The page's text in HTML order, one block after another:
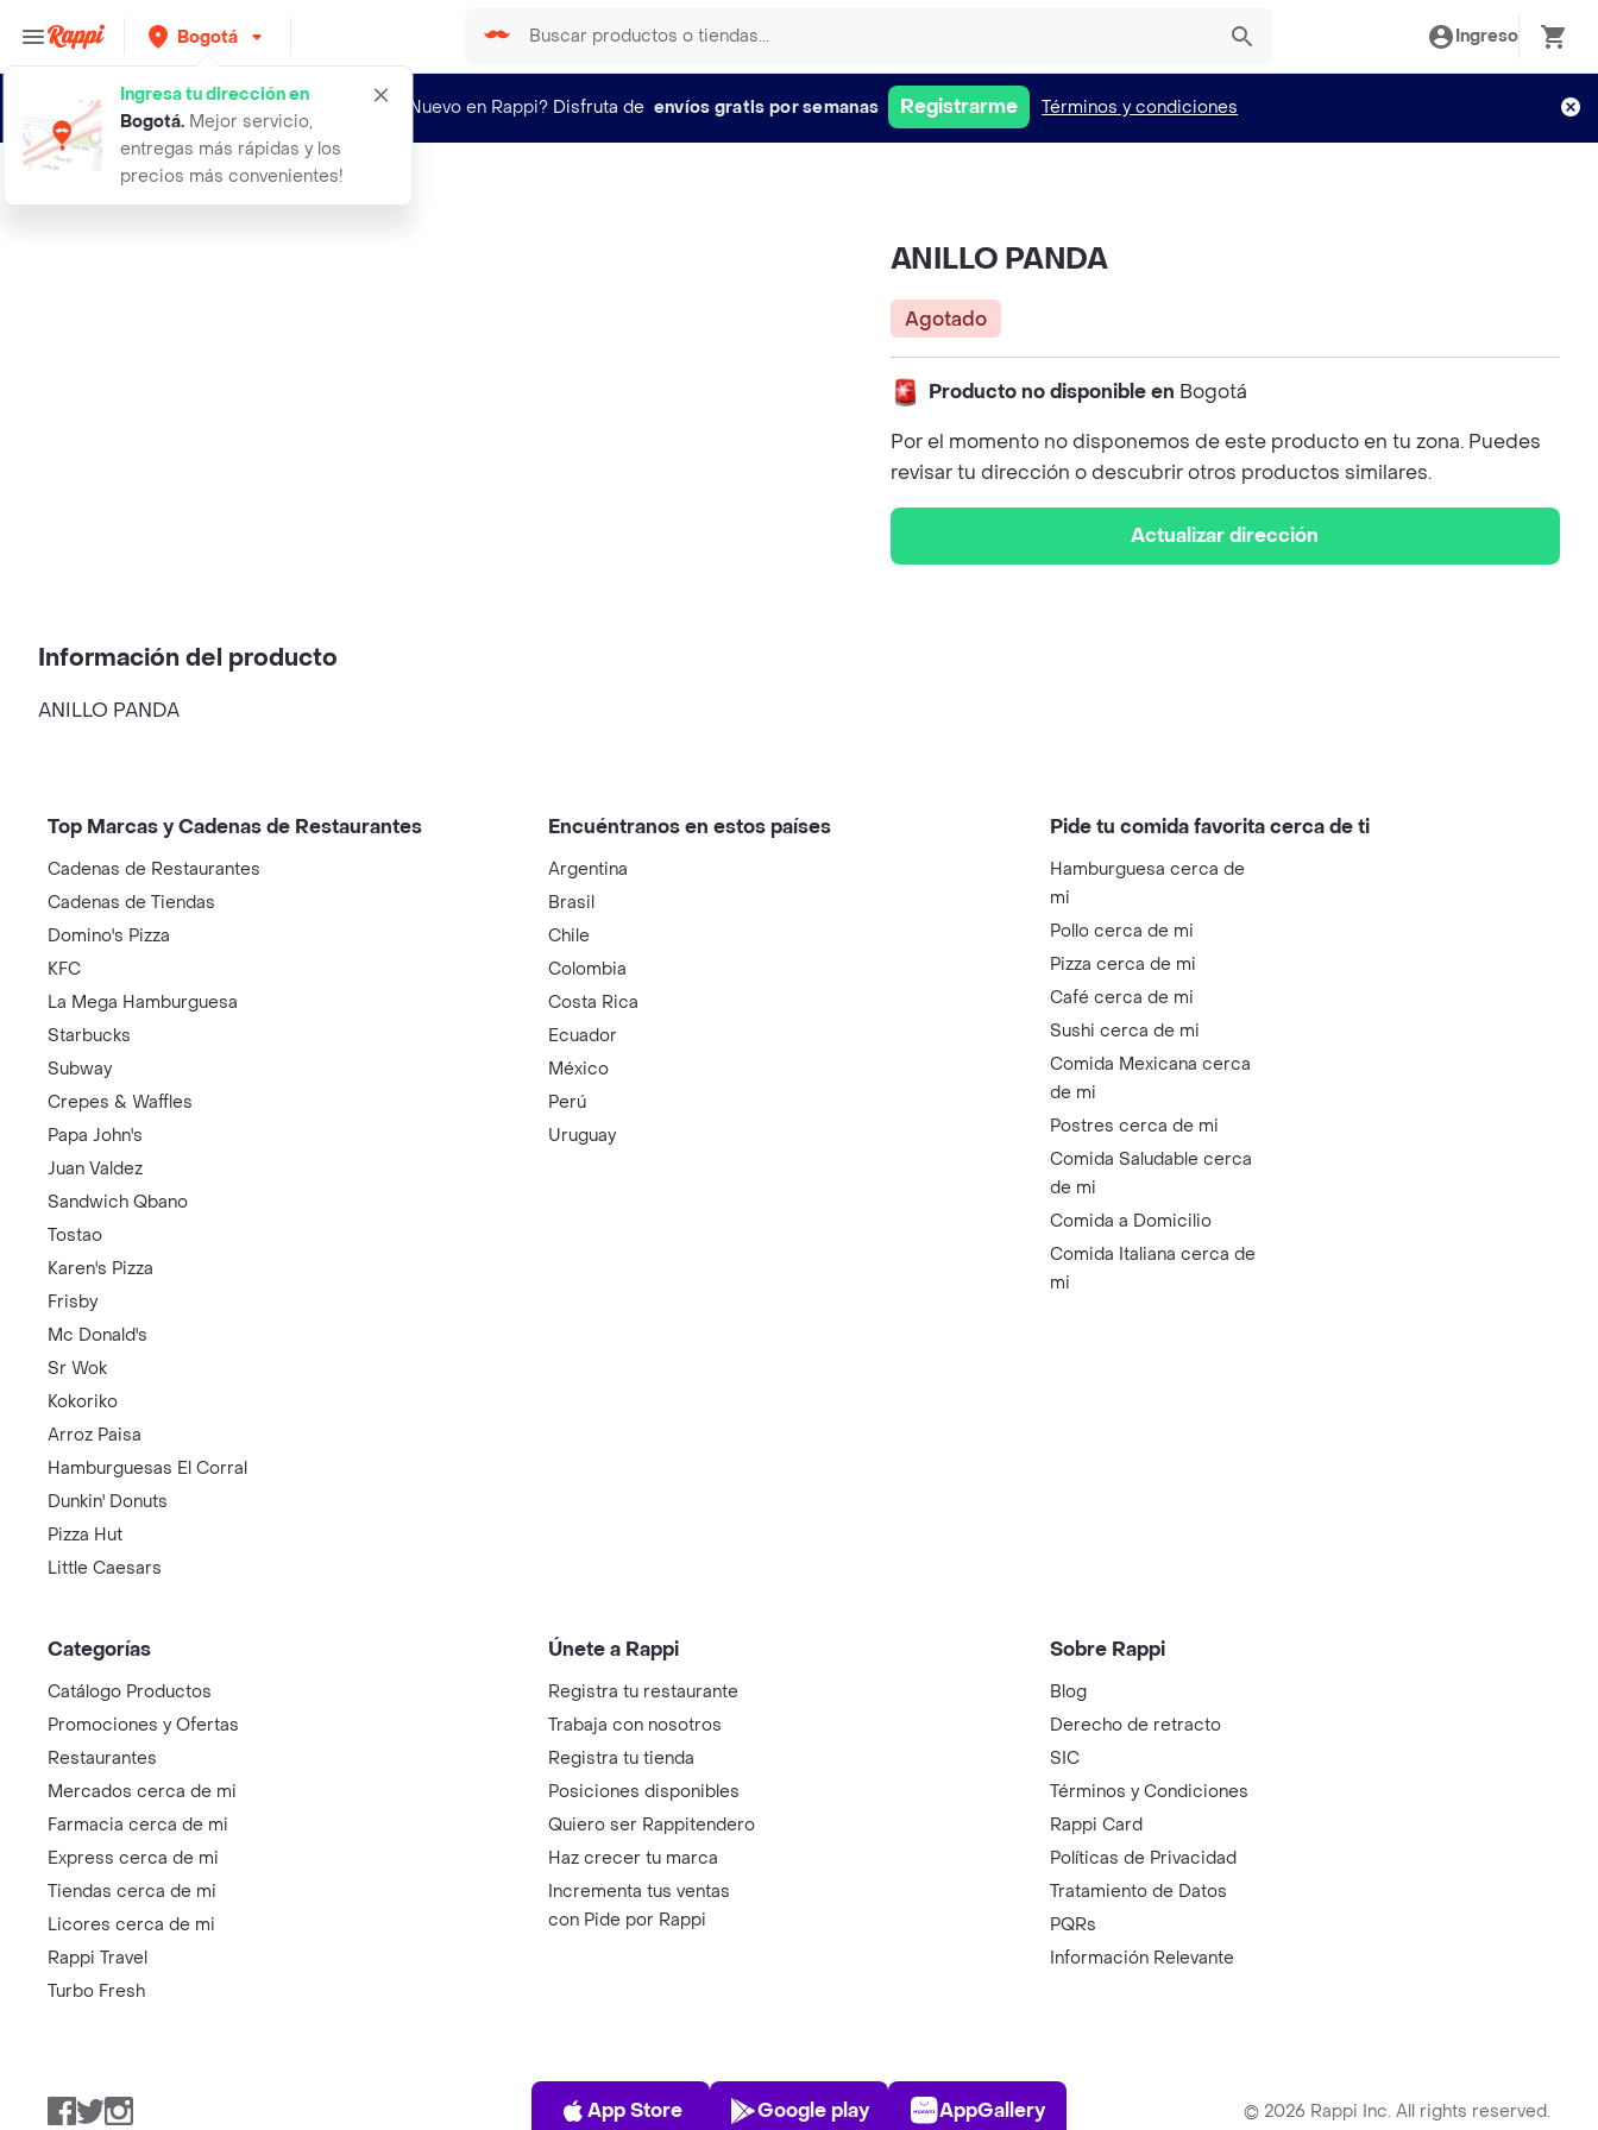
Bogotá
Ingresa tu dirección en
Bogotá. Mejor servicio,
entregas más rápidas y los
precios más convenientes!
Ingreso
¿Nuevo en Rappi? Disfruta de envíos gratis por semanas Registrarme Términos y condiciones
anillo panda
ANILLO PANDA
Agotado
Producto no disponible en Bogotá
Por el momento no disponemos de este producto en tu zona. Puedes
revisar tu dirección o descubrir otros productos similares.
Actualizar dirección
Información del producto
ANILLO PANDA
Top Marcas y Cadenas de Restaurantes
Cadenas de Restaurantes
Cadenas de Tiendas
Domino's Pizza
KFC
La Mega Hamburguesa
Starbucks
Subway
Crepes & Waffles
Papa John's
Juan Valdez
Sandwich Qbano
Tostao
Karen's Pizza
Frisby
Mc Donald's
Sr Wok
Kokoriko
Arroz Paisa
Hamburguesas El Corral
Dunkin' Donuts
Pizza Hut
Little Caesars
Encuéntranos en estos países
Argentina
Brasil
Chile
Colombia
Costa Rica
Ecuador
México
Perú
Uruguay
Pide tu comida favorita cerca de ti
Hamburguesa cerca de
mi
Pollo cerca de mi
Pizza cerca de mi
Café cerca de mi
Sushi cerca de mi
Comida Mexicana cerca
de mi
Postres cerca de mi
Comida Saludable cerca
de mi
Comida a Domicilio
Comida Italiana cerca de
mi
Categorías
Catálogo Productos
Promociones y Ofertas
Restaurantes
Mercados cerca de mi
Farmacia cerca de mi
Express cerca de mi
Tiendas cerca de mi
Licores cerca de mi
Rappi Travel
Turbo Fresh
Únete a Rappi
Registra tu restaurante
Trabaja con nosotros
Registra tu tienda
Posiciones disponibles
Quiero ser Rappitendero
Haz crecer tu marca
Incrementa tus ventas
con Pide por Rappi
Sobre Rappi
Blog
Derecho de retracto
SIC
Términos y Condiciones
Rappi Card
Políticas de Privacidad
Tratamiento de Datos
PQRs
Información Relevante
Facebook
TwitterInstagram
App Store
App Store
Play Store
Google play
AppGallery
AppGallery © 2026 Rappi Inc. All rights reserved.